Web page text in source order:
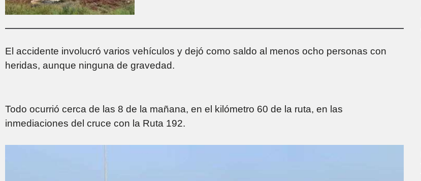
El accidente involucró varios vehículos y dejó como saldo al menos ocho personas con
heridas, aunque ninguna de gravedad.
Todo ocurrió cerca de las 8 de la mañana, en el kilómetro 60 de la ruta, en las
inmediaciones del cruce con la Ruta 192.